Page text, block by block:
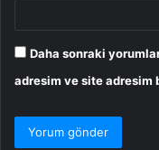
Daha sonraki
adresim ve site adresim